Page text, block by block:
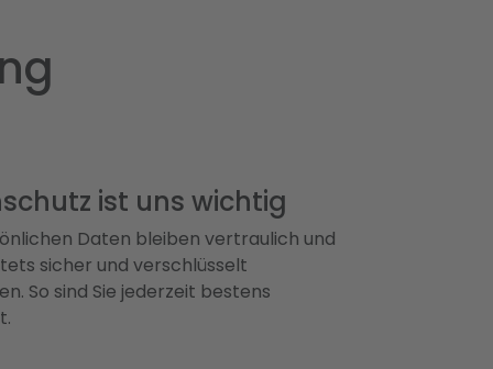
ist uns wichtig
Daten bleiben vertraulich und
sicher und verschlüsselt
So sind Sie jederzeit bestens